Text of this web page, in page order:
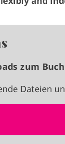
zum Buch
Dateien